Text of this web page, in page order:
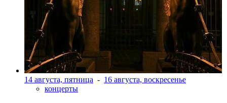
14 августа, пятница - 16 августа, воскресенье
концерты